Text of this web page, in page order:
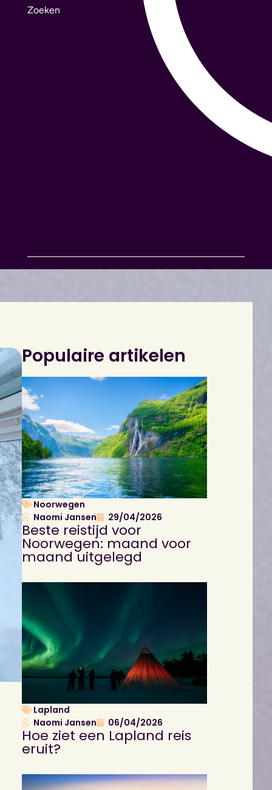
Populaire artikelen
Noorwegen
Naomi Jansen
29/04/2026
Beste reistijd voor
Noorwegen: maand voor
maand uitgelegd
Lapland
Naomi Jansen
06/04/2026
Hoe ziet een Lapland reis
eruit?